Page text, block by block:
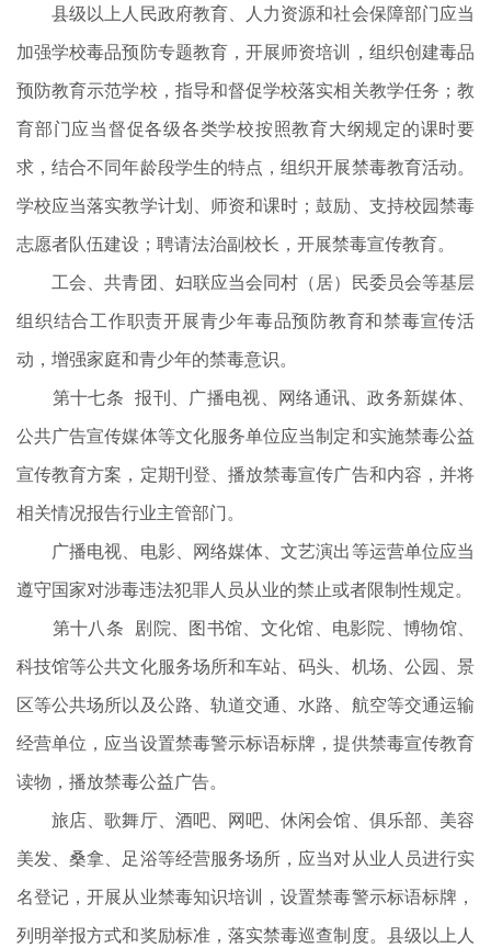
县级以上人民政府教育、人力资源和社会保障部门应当
加强学校毒品预防专题教育，开展师资培训，组织创建毒品
预防教育示范学校，指导和督促学校落实相关教学任务；教
育部门应当督促各级各类学校按照教育大纲规定的课时要
求，结合不同年龄段学生的特点，组织开展禁毒教育活动。
学校应当落实教学计划、师资和课时；鼓励、支持校园禁毒
志愿者队伍建设；聘请法治副校长，开展禁毒宣传教育。
工会、共青团、妇联应当会同村（居）民委员会等基层
组织结合工作职责开展青少年毒品预防教育和禁毒宣传活
动，增强家庭和青少年的禁毒意识。
第十七条 报刊、广播电视、网络通讯、政务新媒体、
公共广告宣传媒体等文化服务单位应当制定和实施禁毒公益
宣传教育方案，定期刊登、播放禁毒宣传广告和内容，并将
相关情况报告行业主管部门。
广播电视、电影、网络媒体、文艺演出等运营单位应当
遵守国家对涉毒违法犯罪人员从业的禁止或者限制性规定。
第十八条 剧院、图书馆、文化馆、电影院、博物馆、
科技馆等公共文化服务场所和车站、码头、机场、公园、景
区等公共场所以及公路、轨道交通、水路、航空等交通运输
经营单位，应当设置禁毒警示标语标牌，提供禁毒宣传教育
读物，播放禁毒公益广告。
旅店、歌舞厅、酒吧、网吧、休闲会馆、俱乐部、美容
美发、桑拿、足浴等经营服务场所，应当对从业人员进行实
名登记，开展从业禁毒知识培训，设置禁毒警示标语标牌，
列明举报方式和奖励标准，落实禁毒巡查制度。县级以上人